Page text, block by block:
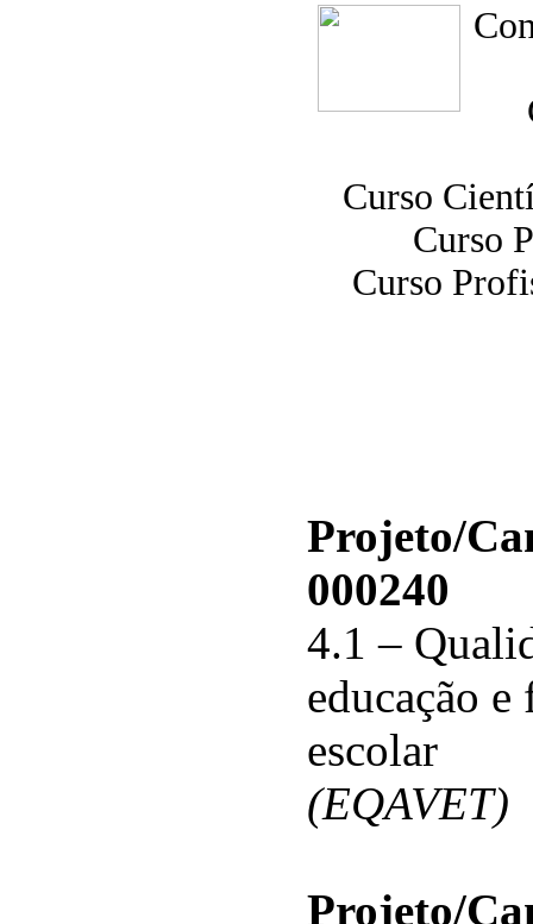
Curso
Curso
Curso
Projeto/
000240
4.1 –
educação e
escolar
(EQAVET)
Projeto/